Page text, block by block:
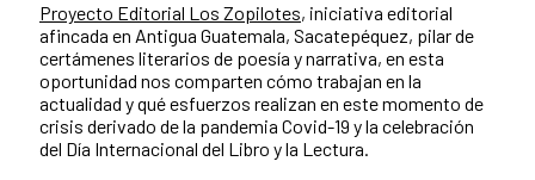
Proyecto Editorial Los Zopilotes, iniciativa editorial
afincada en Antigua Guatemala, Sacatepéquez, pilar de
certámenes literarios de poesía y narrativa, en esta
oportunidad nos comparten cómo trabajan en la
actualidad y qué esfuerzos realizan en este momento de
crisis derivado de la pandemia Covid-19 y la celebración
del Día Internacional del Libro y la Lectura.